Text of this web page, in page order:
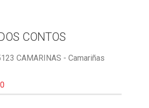
CONTOS
CAMARINAS - Camariñas